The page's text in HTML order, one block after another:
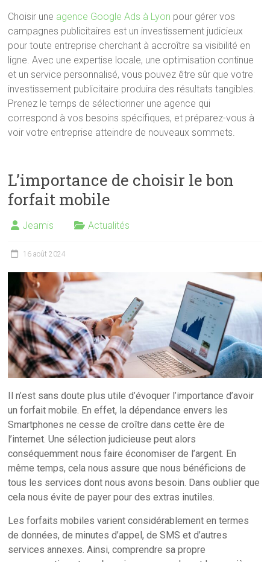
Choisir une agence Google Ads à Lyon pour gérer vos
campagnes publicitaires est un investissement judicieux
pour toute entreprise cherchant à accroître sa visibilité en
ligne. Avec une expertise locale, une optimisation continue
et un service personnalisé, vous pouvez être sûr que votre
investissement publicitaire produira des résultats tangibles.
Prenez le temps de sélectionner une agence qui
correspond à vos besoins spécifiques, et préparez-vous à
voir votre entreprise atteindre de nouveaux sommets.
L’importance de choisir le bon
forfait mobile
Jeamis Actualités
16 août 2024
Il n’est sans doute plus utile d’évoquer l’importance d’avoir
un forfait mobile. En effet, la dépendance envers les
Smartphones ne cesse de croître dans cette ère de
l’internet. Une sélection judicieuse peut alors
conséquemment nous faire économiser de l’argent. En
même temps, cela nous assure que nous bénéficions de
tous les services dont nous avons besoin. Dans oublier que
cela nous évite de payer pour des extras inutiles.
Les forfaits mobiles varient considérablement en termes
de données, de minutes d’appel, de SMS et d’autres
services annexes. Ainsi, comprendre sa propre